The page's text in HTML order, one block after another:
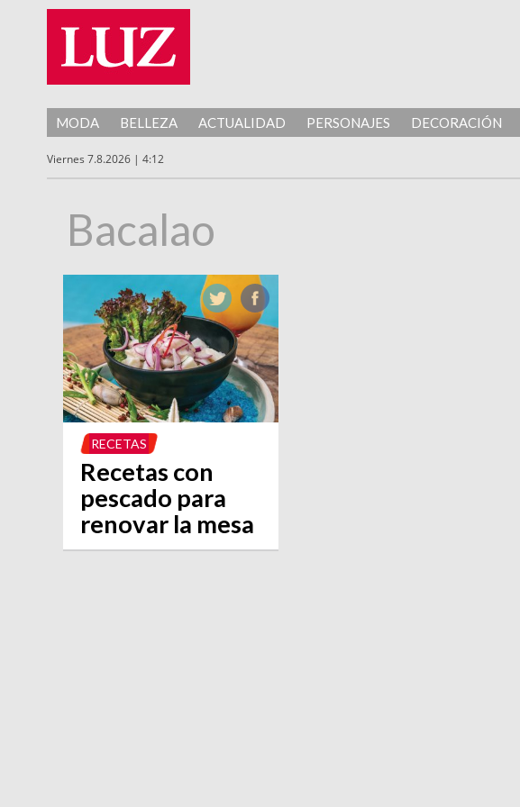
MODA BELLEZA ACTUALIDAD PERSONAJES DECORACIÓN
Viernes 7.8.2026 | 4:12
Bacalao
RECETAS
Recetas con
pescado para
renovar la mesa